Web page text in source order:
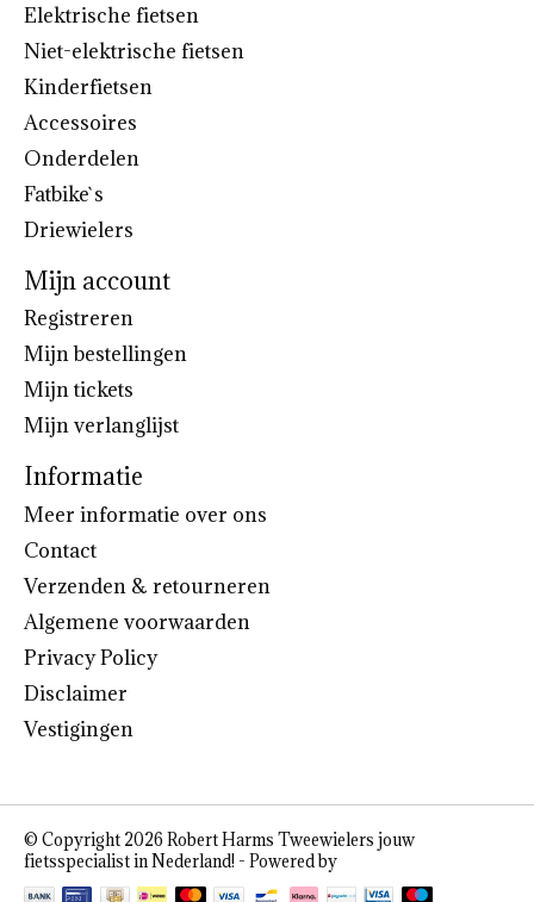
Elektrische fietsen
Niet-elektrische fietsen
Kinderfietsen
Accessoires
Onderdelen
Fatbike`s
Driewielers
Mijn account
Registreren
Mijn bestellingen
Mijn tickets
Mijn verlanglijst
Informatie
Meer informatie over ons
Contact
Verzenden & retourneren
Algemene voorwaarden
Privacy Policy
Disclaimer
Vestigingen
© Copyright 2026 Robert Harms Tweewielers jouw
fietsspecialist in Nederland! - Powered by